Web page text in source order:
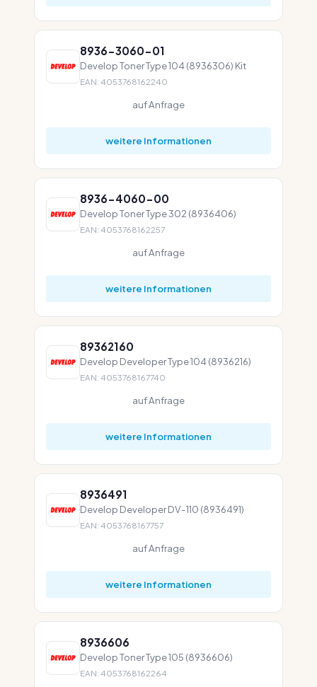
8936-3060-01
Develop Toner Type 104 (8936306) Kit
EAN: 4053768162240
auf Anfrage
weitere Informationen
8936-4060-00
Develop Toner Type 302 (8936406)
EAN: 4053768162257
auf Anfrage
weitere Informationen
89362160
Develop Developer Type 104 (8936216)
EAN: 4053768167740
auf Anfrage
weitere Informationen
8936491
Develop Developer DV-110 (8936491)
EAN: 4053768167757
auf Anfrage
weitere Informationen
8936606
Develop Toner Type 105 (8936606)
EAN: 4053768162264